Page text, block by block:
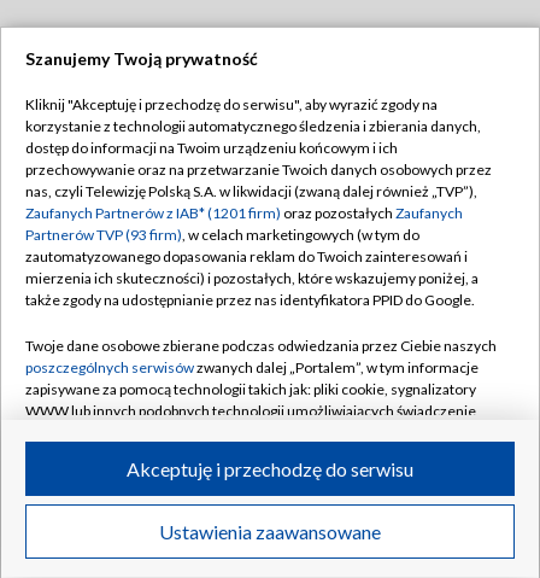
TVP
Abonament TVP
Emisja w TVP
Centrum informacji TVP
Naziemna Telewizja Cyfrowa
Rada Programowa
System NOS
Informacje o nadawcy
Program dla prasy
Ogłoszenie przetargowe
Regulamin TVP
Polityka prywatności
Moje zgody
Pomoc
Kontakt
Kanały
©2026 Telewizja Polska S.A. w likwidacji
Szanujemy Twoją prywatność
Kliknij "Akceptuję i przechodzę do serwisu", aby wyrazić zgody na
korzystanie z technologii automatycznego śledzenia i zbierania danych,
dostęp do informacji na Twoim urządzeniu końcowym i ich
przechowywanie oraz na przetwarzanie Twoich danych osobowych przez
nas, czyli Telewizję Polską S.A. w likwidacji (zwaną dalej również „TVP”),
Zaufanych Partnerów z IAB* (1201 firm) oraz pozostałych Zaufanych
Partnerów TVP (93 firm), w celach marketingowych (w tym do
zautomatyzowanego dopasowania reklam do Twoich zainteresowań i
mierzenia ich skuteczności) i pozostałych, które wskazujemy poniżej, a
także zgody na udostępnianie przez nas identyfikatora PPID do Google.
Twoje dane osobowe zbierane podczas odwiedzania przez Ciebie naszych
poszczególnych serwisówzwanych dalej „Portalem”, w tym informacje
zapisywane za pomocą technologii takich jak: pliki cookie, sygnalizatory
WWW lub innych podobnych technologii umożliwiających świadczenie
ruchu w Internecie.
Twoje dane osobowe zbierane podczas odwiedzania przez Ciebie
poszczególnych serwisówna Portalu, takie jak adresy IP, identyfikatory
Ustawienia zaawansowane
Akceptuję i przechodzę do serwisu